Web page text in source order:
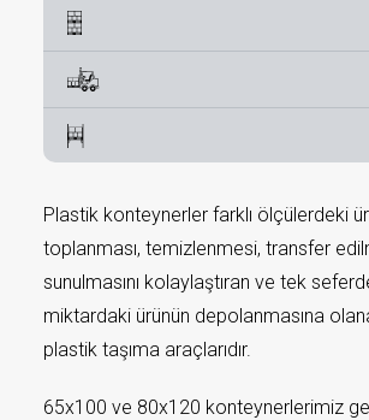
Plastik konteynerler farklı ölçülerdeki
toplanması, temizlenmesi, transfer
sunulmasını kolaylaştıran ve tek
miktardaki ürünün depolanmasına
plastik taşıma araçlarıdır.
65x100 ve 80x120 konteynerlerimiz